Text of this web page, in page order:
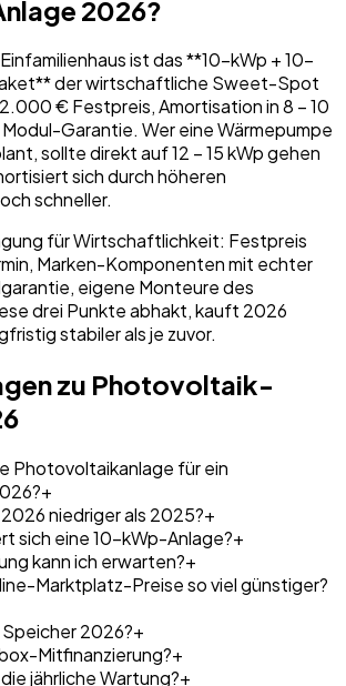
2026?
ist das **10-kWp + 10-
der wirtschaftliche Sweet-Spot
€ Festpreis, Amortisation in 8 – 10
Modul-Garantie. Wer eine Wärmepumpe
sollte direkt auf 12 – 15 kWp gehen
sich durch höheren
schneller.
für Wirtschaftlichkeit: Festpreis
Marken-Komponenten mit echter
eigene Monteure des
drei Punkte abhakt, kauft 2026
stabiler als je zuvor.
zu Photovoltaik-
Photovoltaikanlage für ein
+
niedriger als 2025?+
sich eine 10-kWp-Anlage?+
kann ich erwarten?+
Marktplatz-Preise so viel günstiger?
2026?+
Mitfinanzierung?+
jährliche Wartung?+